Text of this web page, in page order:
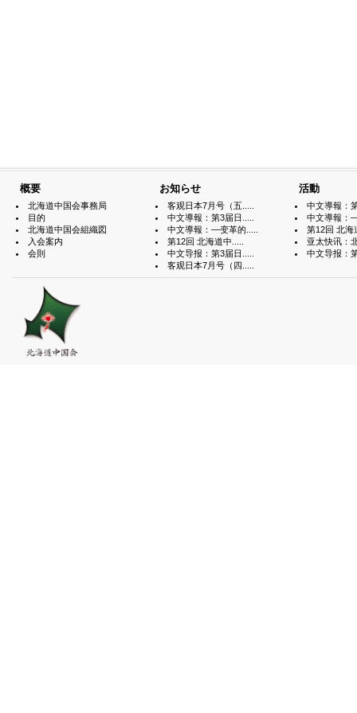
概要
北海道中国会事務局
目的
北海道中国会組織図
入会案内
会則
お知らせ
客观日本7月号（五.....
中文導報：第3届日.....
中文導報：—变革的.....
第12回 北海道中.....
中文导报：第3届日.....
客观日本7月号（四.....
活動
中文導報：
中文導報：
第12回 北海
亚太快讯：
中文导报：